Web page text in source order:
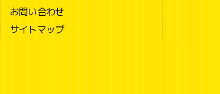
お問い合わせ
サイトマップ